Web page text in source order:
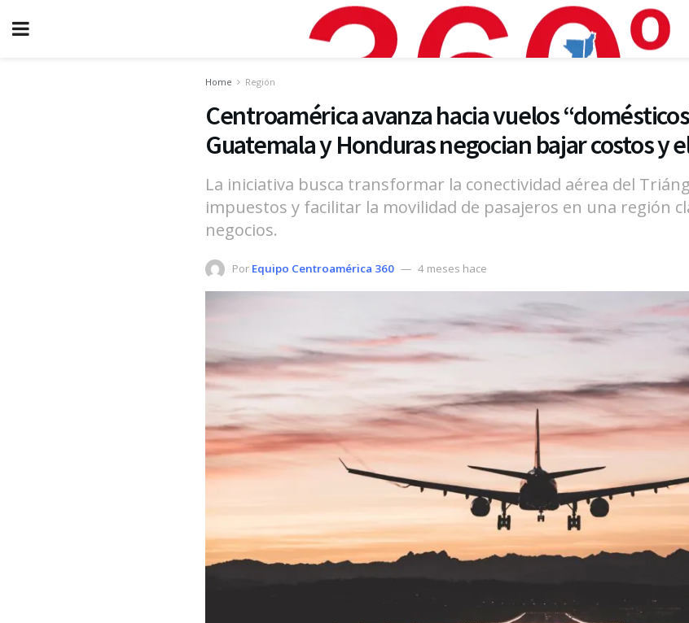
Home Región
Centroamérica avanza hacia vuelos
Guatemala y Honduras negocian bajar costos y
La iniciativa busca transformar la conectividad aérea del
impuestos y facilitar la movilidad de pasajeros en una región
negocios.
Por Equipo Centroamérica 360 4 meses hace